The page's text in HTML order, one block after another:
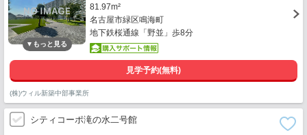
81.97m²
名古屋市緑区鳴海町
地下鉄桜通線「野並」歩8分
見学予約(無料)
(株)ウィル新築中部事業所
シティコーポ滝の水二号館